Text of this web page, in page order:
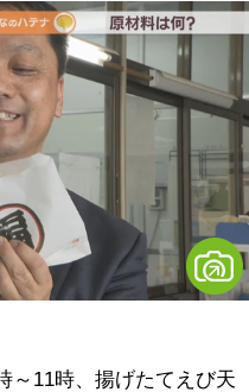
～11時、揚げたてえび天